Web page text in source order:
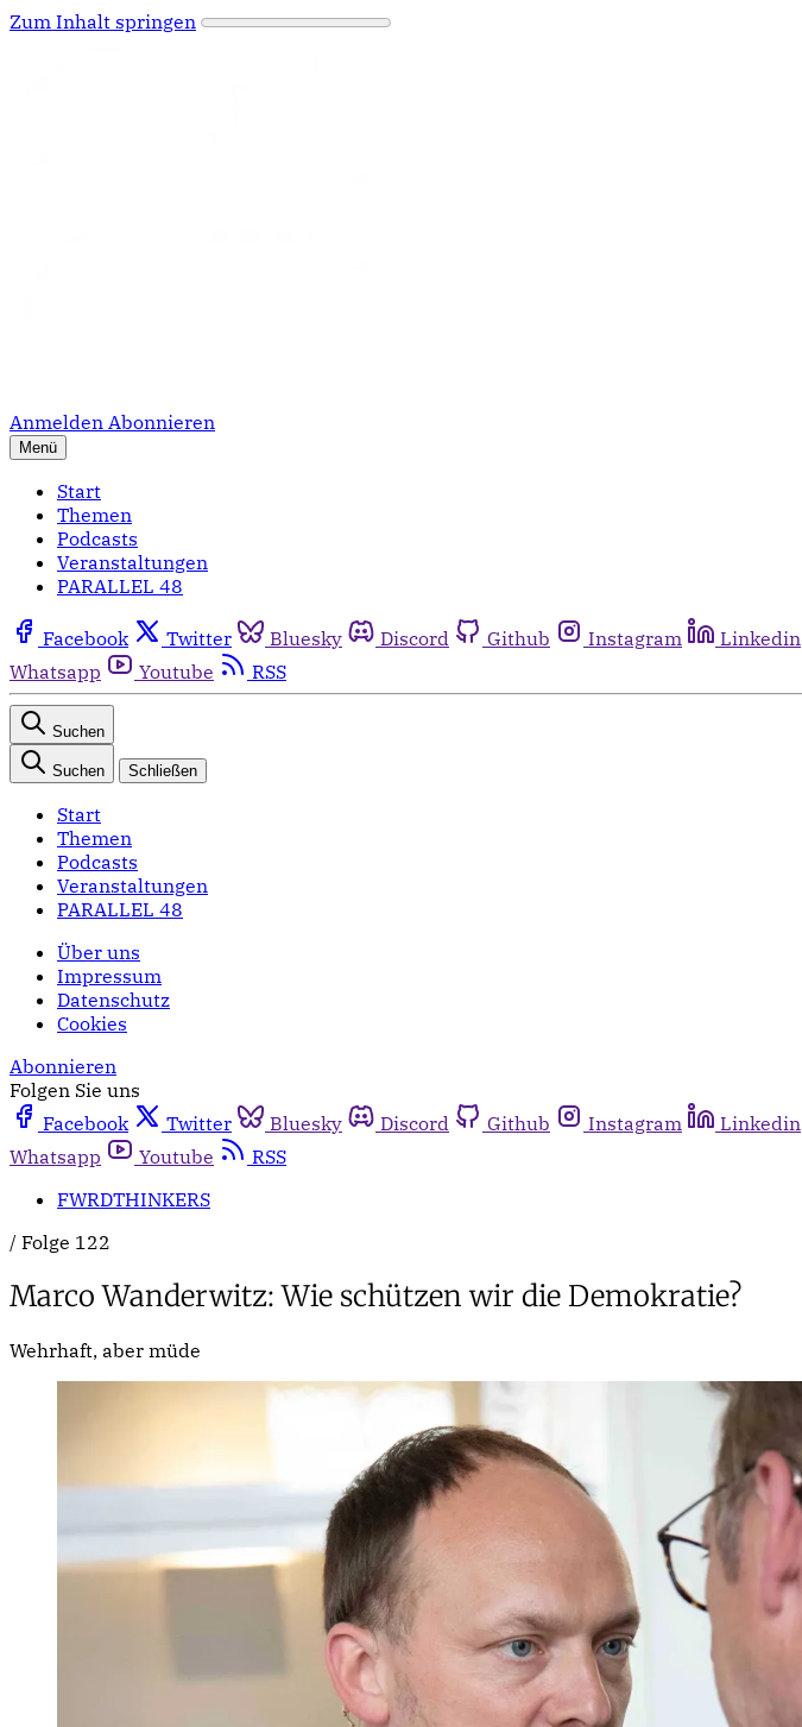
Zum Inhalt springen
Anmelden Abonnieren
Menü
Start
Themen
Podcasts
Veranstaltungen
PARALLEL 48
Facebook Twitter Bluesky Discord Github Instagram Linkedin
Whatsapp
Youtube RSS
Suchen
Suchen Schließen
Start
Themen
Podcasts
Veranstaltungen
PARALLEL 48
Über uns
Impressum
Datenschutz
Cookies
Abonnieren
Folgen Sie uns
Facebook
Twitter Bluesky Discord Github Instagram Linkedin
Whatsapp
Youtube
RSS
FWRDTHINKERS
/ Folge 122
Marco Wanderwitz: Wie schützen wir die Demokratie?
Wehrhaft, aber müde